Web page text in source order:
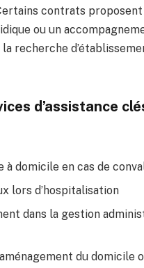
contrats proposent
ou un
recherche
d’assistance
à domicile en cas de
lors d’hospitalisation
dans la gestion
du domicile